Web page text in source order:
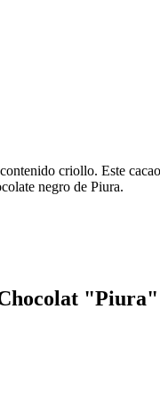
criollo. Este
negro de Piura.